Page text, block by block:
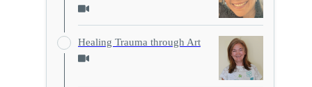
Healing Trauma through Art